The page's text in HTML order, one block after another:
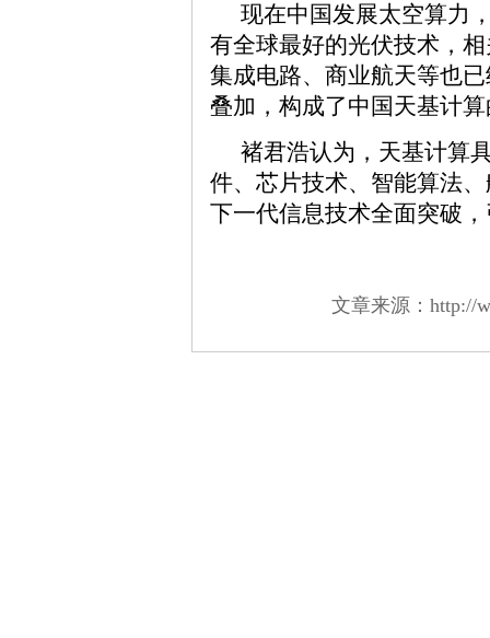
现在中国发展太空算力
有全球最好的光伏技术，
集成电路、商业航天等也
叠加，构成了中国天基计
褚君浩认为，天基计算
件、芯片技术、智能算法
下一代信息技术全面突破
文章来源：http://